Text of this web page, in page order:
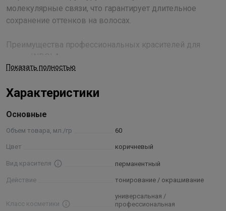
молекулярные связи, что гарантирует длительное
сохранение оттенков на волосах.
Преимущества профессиональных красителей для
• 100% стойкое покрытие седины
• длительную вибрацию цвета
• разработано и произведено в Германии
Permanent Caring Color от INDOLA, основана на
комбинации следующих ингредиентов:
• Аминокислота Серин (Serine) – стандартный блок
структуру;
Показать полностью
Характеристики
Основные
Объем товара, мл./гр 60
Цвет коричневый
Вид красителя перманентный
Действие тонирование / окрашивание
Класс косметики
универсальная /
профессиональная